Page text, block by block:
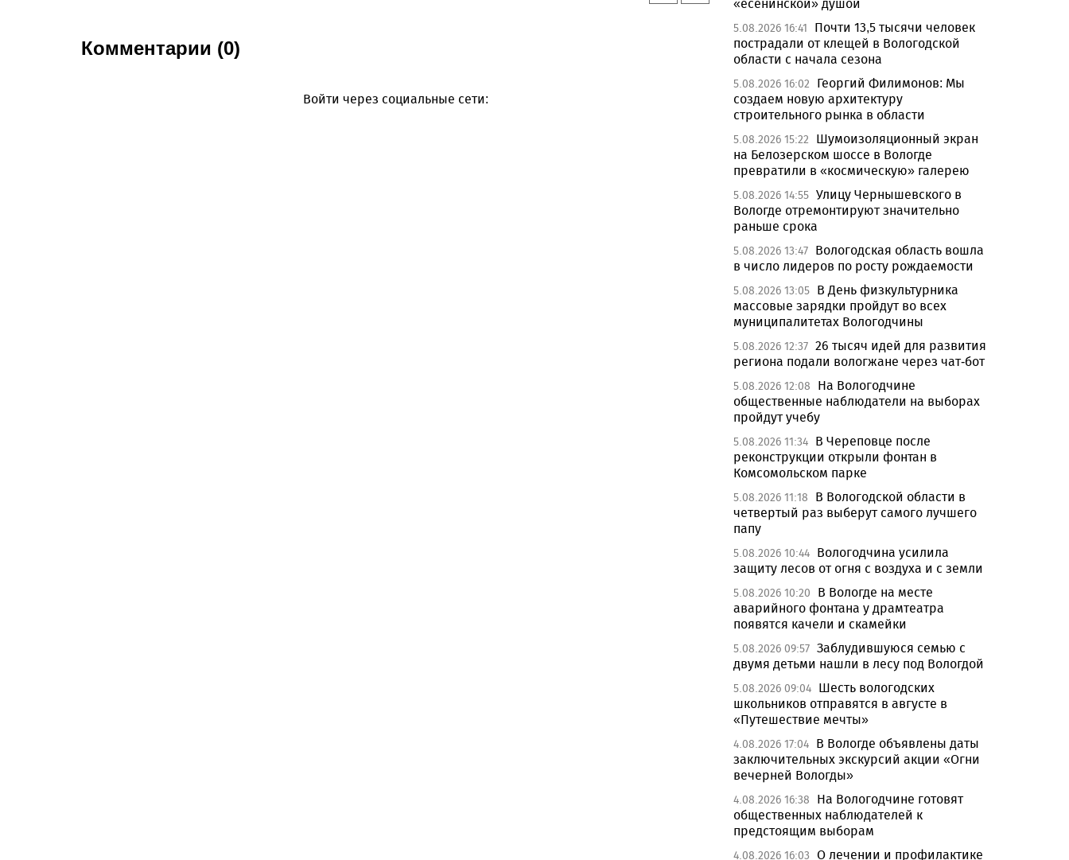
Комментарии (0)
Войти через социальные сети:
«есенинской» душой
5.08.2026 16:41
Почти 13,5 тысячи человек
пострадали от клещей в Вологодской
области с начала сезона
5.08.2026 16:02
Георгий Филимонов: Мы
создаем новую архитектуру
строительного рынка в области
5.08.2026 15:22
Шумоизоляционный экран
на Белозерском шоссе в Вологде
превратили в «космическую» галерею
5.08.2026 14:55 Улицу Чернышевского в
Вологде отремонтируют значительно
раньше срока
5.08.2026 13:47 Вологодская область вошла
в число лидеров по росту рождаемости
5.08.2026 13:05 В День физкультурника
массовые зарядки пройдут во всех
муниципалитетах Вологодчины
5.08.2026 12:37 26 тысяч идей для развития
региона подали вологжане через чат-бот
5.08.2026 12:08
На Вологодчине
общественные наблюдатели на выборах
пройдут учебу
5.08.2026 11:34 В Череповце после
реконструкции открыли фонтан в
Комсомольском парке
5.08.2026 11:18
В Вологодской области в
четвертый раз выберут самого лучшего
папу
5.08.2026 10:44 Вологодчина усилила
защиту лесов от огня с воздуха и с земли
5.08.2026 10:20
В Вологде на месте
аварийного фонтана у драмтеатра
появятся качели и скамейки
5.08.2026 09:57 Заблудившуюся семью с
двумя детьми нашли в лесу под Вологдой
5.08.2026 09:04 Шесть вологодских
школьников отправятся в августе в
«Путешествие мечты»
4.08.2026 17:04 В Вологде объявлены даты
заключительных экскурсий акции «Огни
вечерней Вологды»
4.08.2026 16:38
На Вологодчине готовят
общественных наблюдателей к
предстоящим выборам
4.08.2026 16:03 О лечении и профилактике